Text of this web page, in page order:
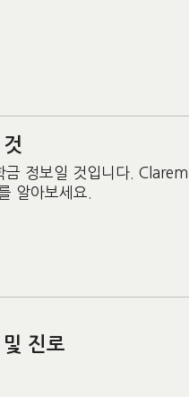
금 정보일 것입니다.
알아보세요.
진로